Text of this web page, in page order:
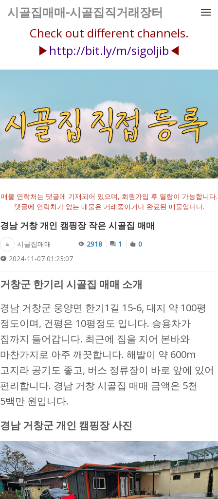
메뉴 건너뛰기
시골집매매-시골집직거래장터
Check out different channels.
▶http://bit.ly/m/sigoljib◀
매물 연락처는 댓글에 기재되어 있으며, 회원가입 후 열람이 가능합니다.
댓글에 연락처가 없는 매물은 거래중이거나 완료된 매물입니다.
경남 거창 개인 캠핑장 작은 시골집 매매
시골집매매
2024-11-07 01:23:07
2918 1 0
거창군 한기리 시골집 매매 소개
경남 거창군 웅양면 한기1길 15-6, 대지 약 100평
정도이며, 건평은 10평정도 입니다. 승용차가
집까지 들어갑니다. 최근에 집을 지어 본바와
마찬가지로 아주 깨끗합니다. 해발이 약 600m
고지라 공기도 좋고, 버스 정류장이 바로 앞에 있어
편리합니다. 경남 거창 시골집 매매 금액은 5천
5백만 원입니다.
경남 거창군 개인 캠핑장 사진